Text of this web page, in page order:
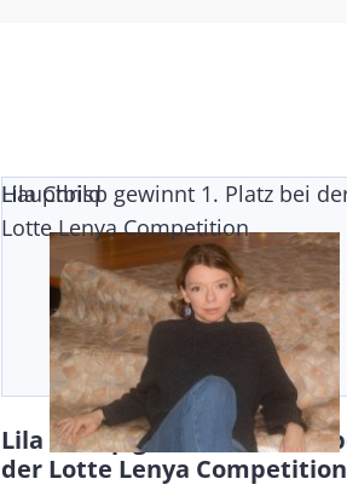
Lila Chrisp gewinnt 1. Platz bei
Lotte Lenya Competition
Hauptbild
Lila Chrisp gewinnt 1. Platz
der Lotte Lenya Competition